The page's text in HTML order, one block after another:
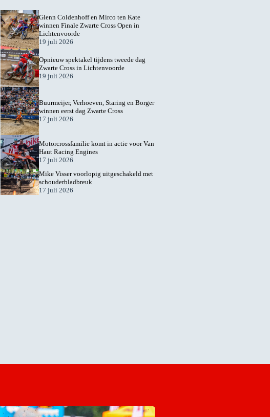
Glenn Coldenhoff en Mirco ten Kate
winnen Finale Zwarte Cross Open in
Lichtenvoorde
19 juli 2026
Opnieuw spektakel tijdens tweede dag
Zwarte Cross in Lichtenvoorde
19 juli 2026
Buurmeijer, Verhoeven, Staring en Borger
winnen eerst dag Zwarte Cross
17 juli 2026
Motorcrossfamilie komt in actie voor Van
Haut Racing Engines
17 juli 2026
Mike Visser voorlopig uitgeschakeld met
schouderbladbreuk
17 juli 2026